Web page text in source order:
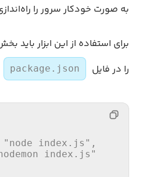
به ‌صورت خودکار سرور را
برای استفاده از این ابزار باید
را در فایل package.json
"node index.js" ,
index.js"